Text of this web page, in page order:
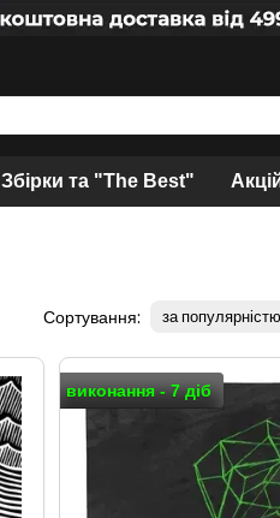
Збірки та "The Best"
Сортування: за популярністю
виконання - 7 діб